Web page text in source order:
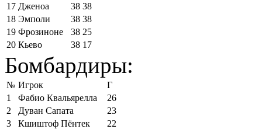
17 Дженоа 38 38
18 Эмполи 38 38
19 Фрозиноне 38 25
20 Кьево 38 17
Бомбардиры:
№ Игрок
Г
1
Фабио Квальярелла
26
2
Дуван Сапата
23
3
Кшиштоф Пёнтек
22